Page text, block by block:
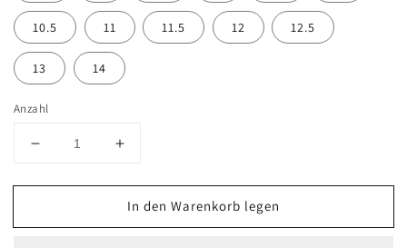
10.5 11 11.5 12 12.5
13 14
Anzahl
Verringere
Menge
HAIX
Erhöhe
Menge
für
HAIX
In den Warenkorb legen